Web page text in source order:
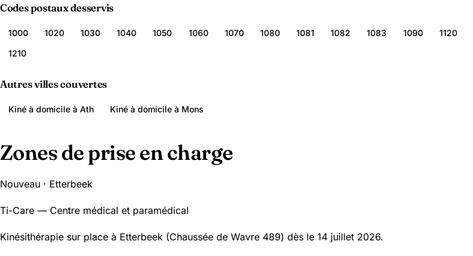
Codes postaux desservis
1000 1020 1030 1040 1050 1060 1070 1080 1081 1082 1083 1090 1120
1210
Autres villes couvertes
Kiné à domicile à Ath Kiné à domicile à Mons
Zones de prise en charge
Nouveau · Etterbeek
Ti-Care — Centre médical et paramédical
Kinésithérapie sur place à Etterbeek (Chaussée de Wavre 489) dès le 14 juillet 2026.